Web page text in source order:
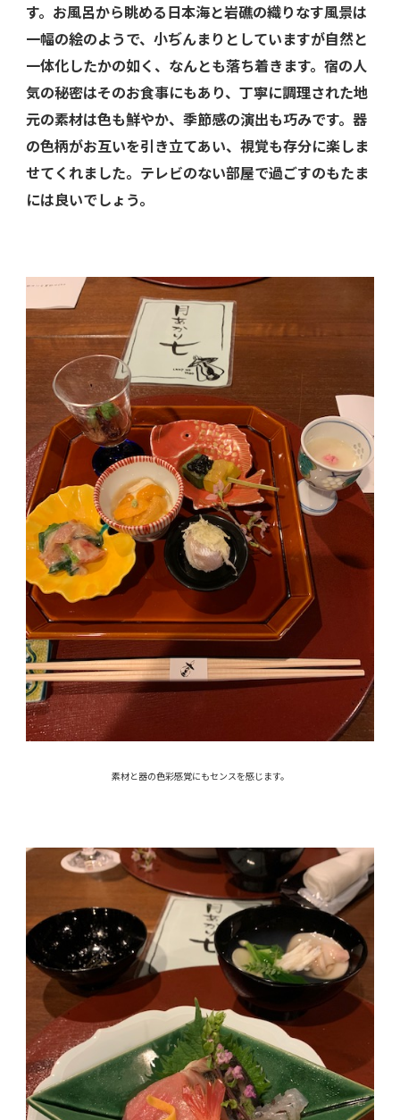
す。お風呂から眺める日本海と岩礁の織りなす風景は
一幅の絵のようで、小ぢんまりとしていますが自然と
一体化したかの如く、なんとも落ち着きます。宿の人
気の秘密はそのお食事にもあり、丁寧に調理された地
元の素材は色も鮮やか、季節感の演出も巧みです。器
の色柄がお互いを引き立てあい、視覚も存分に楽しま
せてくれました。テレビのない部屋で過ごすのもたま
には良いでしょう。
素材と器の色彩感覚にもセンスを感じます。